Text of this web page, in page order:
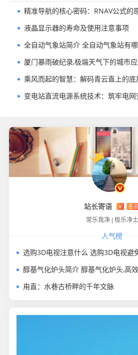
液晶显示器的寿命及使用注意事项
厦门暴雨破纪录,极端天气下的城市
变电站直流电源系统技术：筑牢电网
站长寄语 V 名言
常乐我净 极乐净土
人气榜
选购3D电视注意什么 选购3D电视避
甪直：水巷古桥畔的千年文脉​